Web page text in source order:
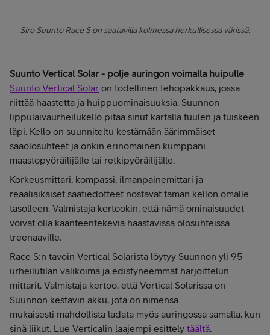
Siro Suunto Race S on saatavilla kolmessa herkullisessa värissä.
Suunto Vertical Solar - polje auringon voimalla huipulle
Suunto Vertical Solar on todellinen tehopakkaus, jossa
riittää haastetta ja huippuominaisuuksia. Suunnon
lippulaivaurheilukello pitää sinut kartalla tuulen ja tuiskeen
läpi. Kello on suunniteltu kestämään äärimmäiset
sääolosuhteet ja onkin erinomainen kumppani
maastopyöräilijälle tai retkipyöräilijälle.
Korkeusmittari, kompassi, ilmanpainemittari ja
reaaliaikaiset säätiedotteet nostavat tämän kellon omalle
tasolleen. Valmistaja kertookin, että nämä ominaisuudet
voivat olla käänteentekeviä haastavissa olosuhteissa
treenaaville.
Race S:n tavoin Vertical Solarista löytyy Suunnon yli 95
urheilutilan valikoima ja edistyneemmät harjoittelun
mittarit. Valmistaja kertoo, että Vertical Solarissa on
Suunnon kestävin akku, jota on nimensä
mukaisesti mahdollista ladata myös auringossa samalla, kun
sinä liikut. Lue Verticalin laajempi esittely täältä.